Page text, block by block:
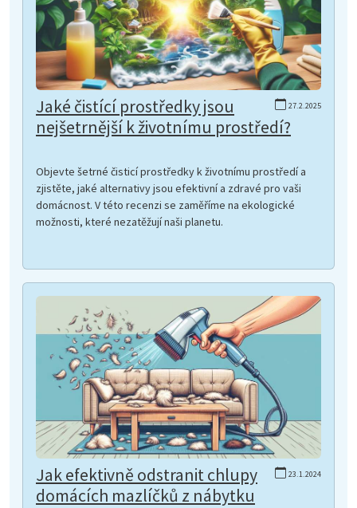
27.2.2025
Jaké čistící prostředky jsou
nejšetrnější k životnímu prostředí?
Objevte šetrné čisticí prostředky k životnímu prostředí a
zjistěte, jaké alternativy jsou efektivní a zdravé pro vaši
domácnost. V této recenzi se zaměříme na ekologické
možnosti, které nezatěžují naši planetu.
23.1.2024
Jak efektivně odstranit chlupy
domácích mazlíčků z nábytku